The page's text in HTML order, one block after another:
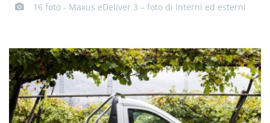
16 foto - Maxus eDeliver 3 – foto di interni ed esterni